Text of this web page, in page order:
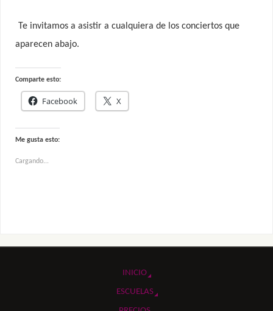
Te invitamos a asistir a cualquiera de los conciertos que
aparecen abajo.
Comparte esto:
Facebook X
Me gusta esto:
Cargando...
INICIO
ESCUELAS